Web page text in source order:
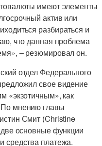
имеют элементы
актив или
разбираться и
что данная проблема
– резюмировал он.
отдел Федерального
свое видение
«экзотичным», как
мнению главы
Смит (Christine
основные функции
средства платежа.